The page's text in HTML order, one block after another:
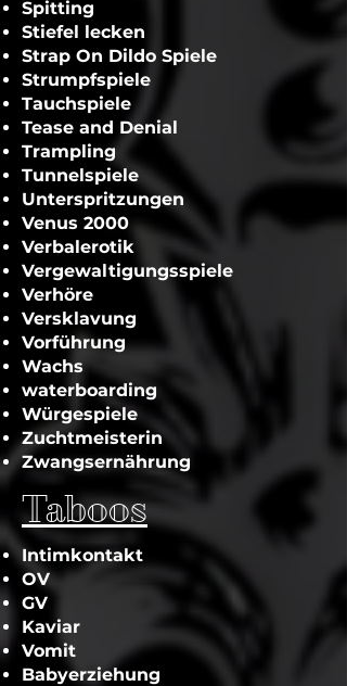
Spitting
Stiefel lecken
Strap On Dildo Spiele
Strumpfspiele
Tauchspiele
Tease and Denial
Trampling
Tunnelspiele
Unterspritzungen
Venus 2000
Verbalerotik
Vergewaltigungsspiele
Verhöre
Versklavung
Vorführung
Wachs
waterboarding
Würgespiele
Zuchtmeisterin
Zwangsernährung
Taboos
Intimkontakt
OV
GV
Kaviar
Vomit
Babyerziehung